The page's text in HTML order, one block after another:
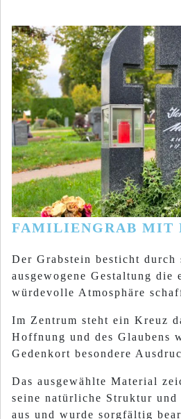
FAMILIENGRAB MIT
Der Grabstein besticht durch
ausgewogene Gestaltung die
würdevolle Atmosphäre
Im Zentrum steht ein Kreuz
Hoffnung und des Glaubens
Gedenkort besondere
Das ausgewählte Material
seine natürliche Struktur und
aus und wurde sorgfältig